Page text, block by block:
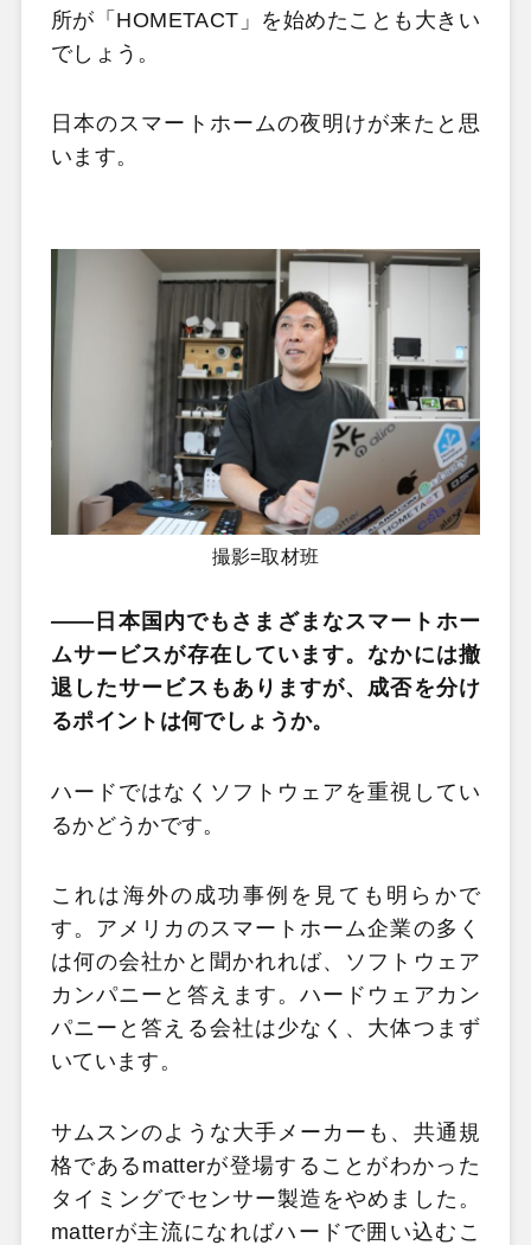
所が「HOMETACT」を始めたことも大きい
でしょう。
日本のスマートホームの夜明けが来たと思
います。
撮影=取材班
――日本国内でもさまざまなスマートホー
ムサービスが存在しています。なかには撤
退したサービスもありますが、成否を分け
るポイントは何でしょうか。
ハードではなくソフトウェアを重視してい
るかどうかです。
これは海外の成功事例を見ても明らかで
す。アメリカのスマートホーム企業の多く
は何の会社かと聞かれれば、ソフトウェア
カンパニーと答えます。ハードウェアカン
パニーと答える会社は少なく、大体つまず
いています。
サムスンのような大手メーカーも、共通規
格であるmatterが登場することがわかった
タイミングでセンサー製造をやめました。
matterが主流になればハードで囲い込むこ